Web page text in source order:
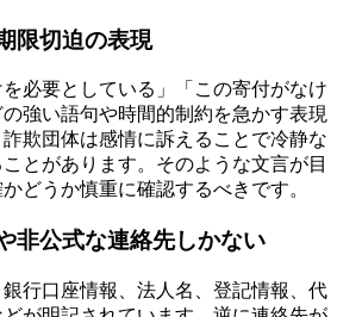
限切迫の表現
を必要としている」「この寄付がなけ
強い語句や時間的制約を急かす表現
欺団体は感情に訴えることで冷静な
とがあります。そのような文言が目
どうか慎重に確認するべきです。
非公式な連絡先しかない
行口座情報、法人名、登記情報、代